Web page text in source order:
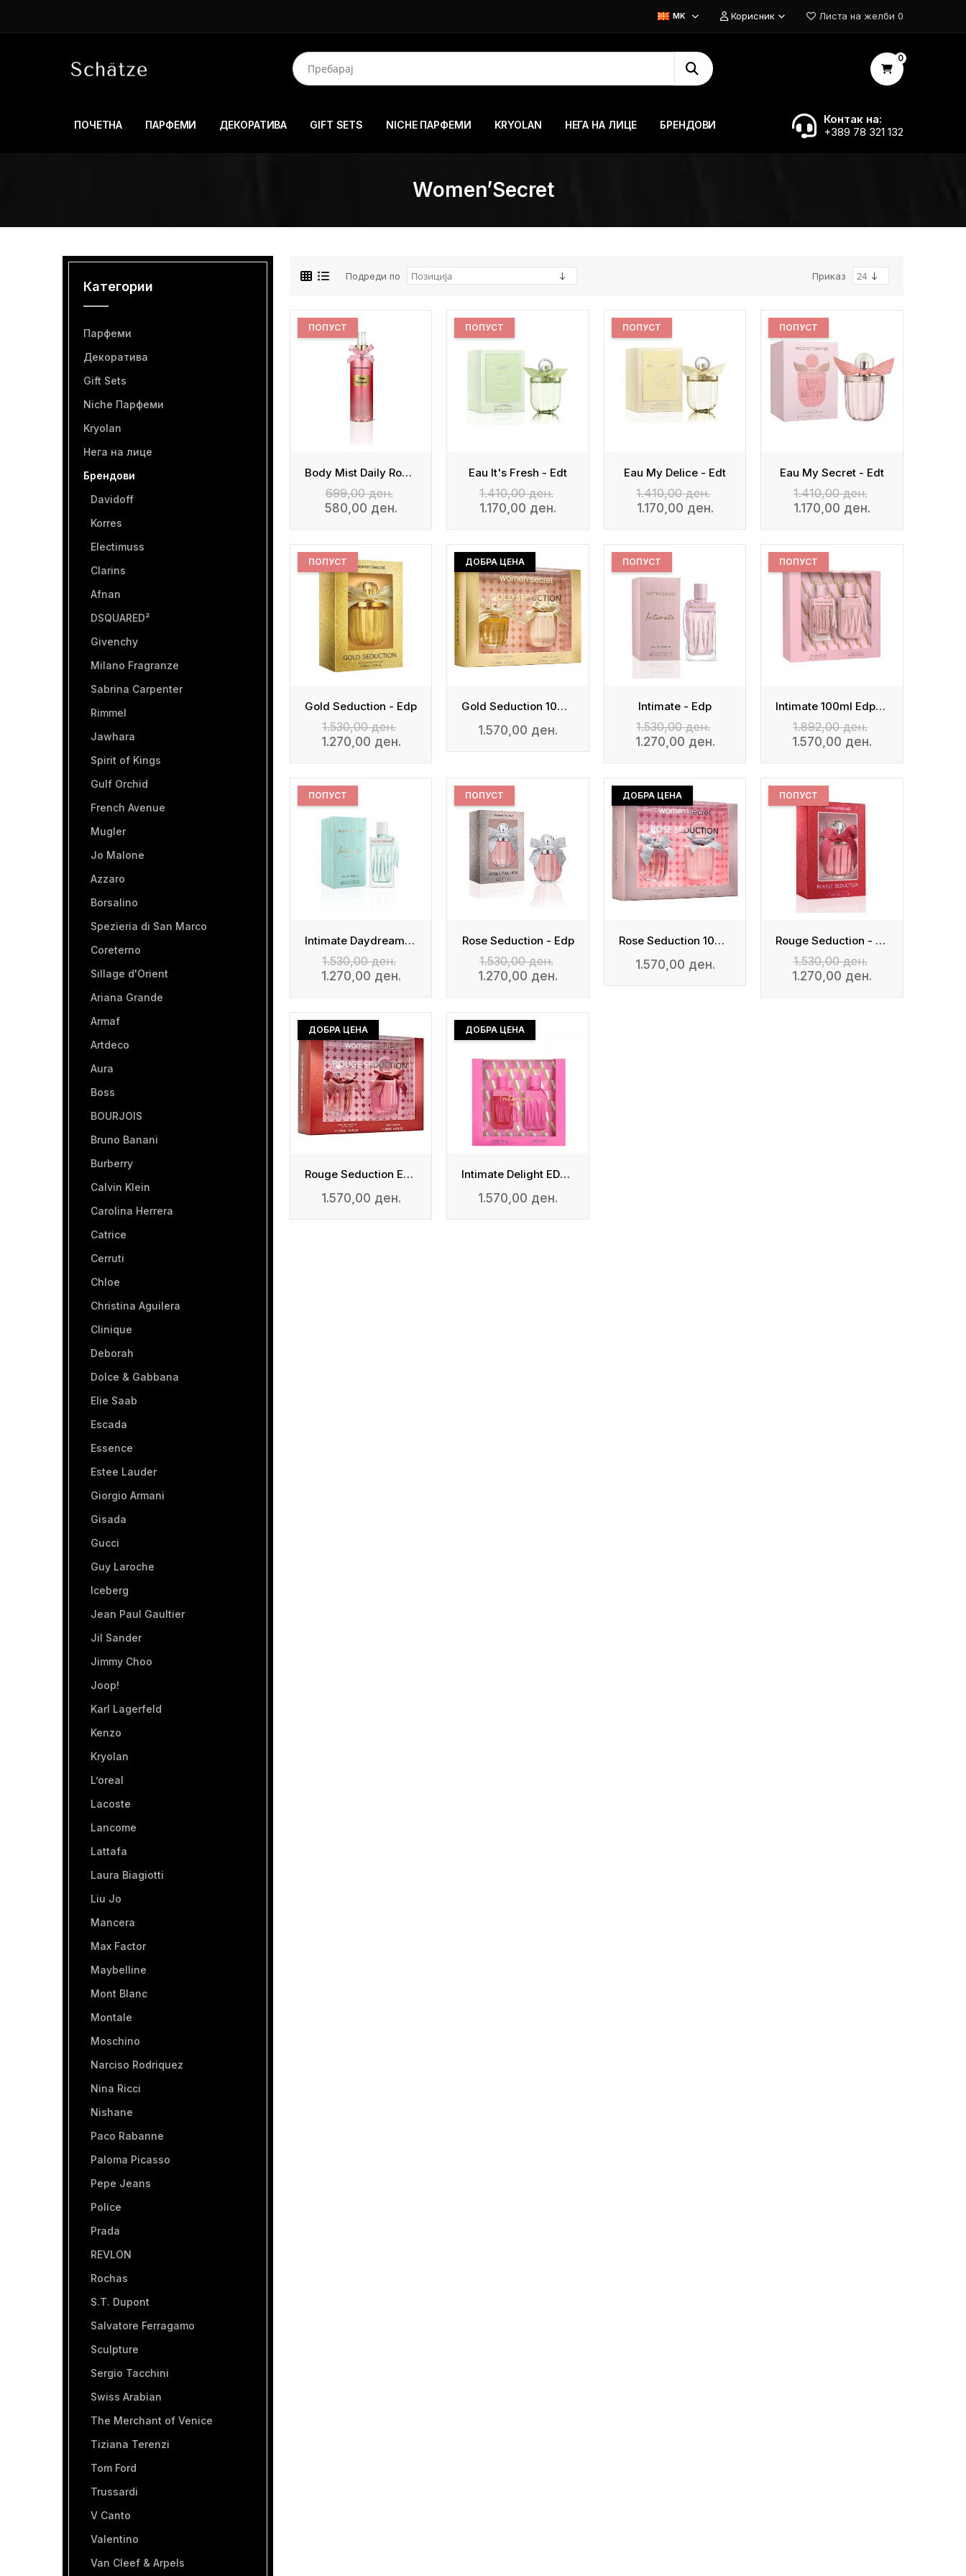
MK Корисник Листа на желби 0
0
ПОЧЕТНА ПАРФЕМИ ДЕКОРАТИВА GIFT SETS NICHE ПАРФЕМИ KRYOLAN НЕГА НА ЛИЦЕ БРЕНДОВИ
Контак на:
+389 78 321 132
Women’Secret
Категории
Парфеми
Декоратива
Gift Sets
Niche Парфеми
Kryolan
Нега на лице
Брендови
Davidoff
Korres
Electimuss
Clarins
Afnan
DSQUARED²
Givenchy
Milano Fragranze
Sabrina Carpenter
Rimmel
Jawhara
Spirit of Kings
Gulf Orchid
French Avenue
Mugler
Jo Malone
Azzaro
Borsalino
Spezieria di San Marco
Coreterno
Sillage d'Orient
Ariana Grande
Armaf
Artdeco
Aura
Boss
BOURJOIS
Bruno Banani
Burberry
Calvin Klein
Carolina Herrera
Catrice
Cerruti
Chloe
Christina Aguilera
Clinique
Deborah
Dolce & Gabbana
Elie Saab
Escada
Essence
Estee Lauder
Giorgio Armani
Gisada
Gucci
Guy Laroche
Iceberg
Jean Paul Gaultier
Jil Sander
Jimmy Choo
Joop!
Karl Lagerfeld
Kenzo
Kryolan
L’oreal
Lacoste
Lancome
Lattafa
Laura Biagiotti
Liu Jo
Mancera
Max Factor
Maybelline
Mont Blanc
Montale
Moschino
Narciso Rodriquez
Nina Ricci
Nishane
Paco Rabanne
Paloma Picasso
Pepe Jeans
Police
Prada
REVLON
Rochas
S.T. Dupont
Salvatore Ferragamo
Sculpture
Sergio Tacchini
Swiss Arabian
The Merchant of Venice
Tiziana Terenzi
Tom Ford
Trussardi
V Canto
Valentino
Van Cleef & Arpels
Подреди по Приказ
Body Mist Daily Romance
ПОПУСТ
699,00 ден.
580,00 ден.
Eau It's Fresh - Edt
ПОПУСТ
1.410,00 ден.
1.170,00 ден.
Eau My Delice - Edt
ПОПУСТ
1.410,00 ден.
1.170,00 ден.
Eau My Secret - Edt
ПОПУСТ
1.410,00 ден.
1.170,00 ден.
Gold Seduction - Edp
ПОПУСТ
1.530,00 ден.
1.270,00 ден.
Gold Seduction 100ml Edp + 200ml Body Lotion
ДОБРА ЦЕНА
1.570,00 ден.
Intimate - Edp
ПОПУСТ
1.530,00 ден.
1.270,00 ден.
Intimate 100ml Edp + 200ml Body Lotion
ПОПУСТ
1.892,00 ден.
1.570,00 ден.
Intimate Daydream - EDP
ПОПУСТ
1.530,00 ден.
1.270,00 ден.
Rose Seduction - Edp
ПОПУСТ
1.530,00 ден.
1.270,00 ден.
Rose Seduction 100ml Edp + 200ml Body Lotion
ДОБРА ЦЕНА
1.570,00 ден.
Rouge Seduction - Eau De Parfum
ПОПУСТ
1.530,00 ден.
1.270,00 ден.
Rouge Seduction Edp 100ml + Body Lotion 200ml
ДОБРА ЦЕНА
1.570,00 ден.
Intimate Delight EDP 100ml + Body Lotion 200ml
ДОБРА ЦЕНА
1.570,00 ден.